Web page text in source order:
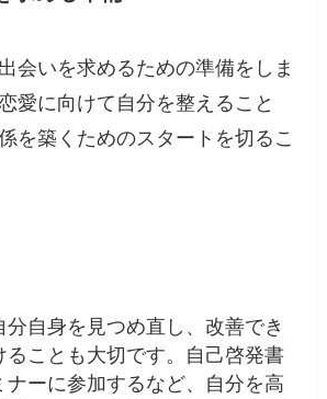
会いを求めるための準備をしま
愛に向けて自分を整えること
を築くためのスタートを切るこ
分自身を見つめ直し、改善でき
ることも大切です。自己啓発書
ナーに参加するなど、自分を高